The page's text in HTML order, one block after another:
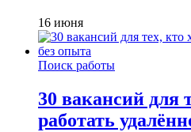
16 июня
Поиск работы
30 вакансий для
работать